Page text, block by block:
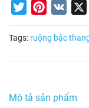
TwitterPinterest
VK
Tags: ruộng bậc
Mô tả sản phẩm